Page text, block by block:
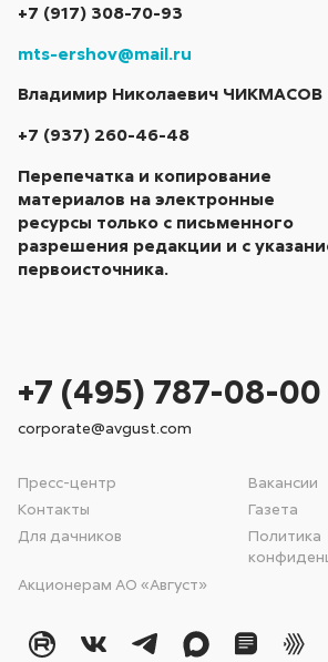
+7 (917) 308-70-93
mts-ershov@mail.ru
Владимир Николаевич ЧИКМАСОВ
+7 (937) 260-46-48
Перепечатка и копирование
материалов на электронные
ресурсы только с письменного
разрешения редакции и с
первоисточника.
Пресс-центр
Вакансии
Контакты
Газета
Для дачников
Политика
Акционерам АО «Август»
+7 (495) 787-08-00
corporate@avgust.com